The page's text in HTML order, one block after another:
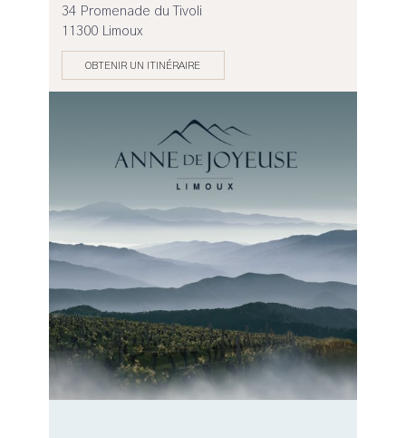
34 Promenade du Tivoli
11300 Limoux
OBTENIR UN ITINÉRAIRE